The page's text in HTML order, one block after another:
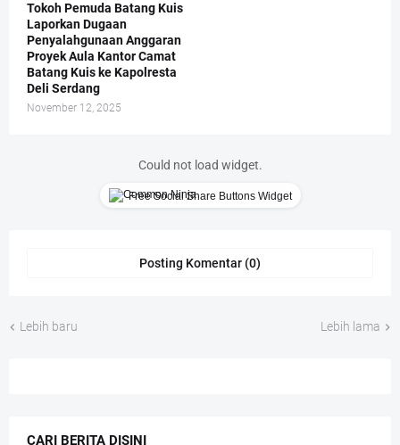
Tokoh Pemuda Batang Kuis
Laporkan Dugaan
Penyalahgunaan Anggaran
Proyek Aula Kantor Camat
Batang Kuis ke Kapolresta
Deli Serdang
November 12, 2025
Could not load widget.
Free Social Share Buttons Widget
Posting Komentar (0)
Lebih baru Lebih lama
CARI BERITA DISINI